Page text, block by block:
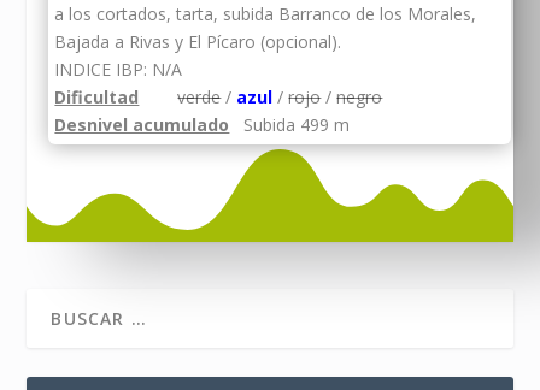
a los cortados, tarta, subida Barranco de los Morales,
Bajada a Rivas y El Pícaro (opcional).
INDICE IBP: N/A
Dificultad
verde/ azul /rojo/negro
Desnivel acumulado
Subida 499 m